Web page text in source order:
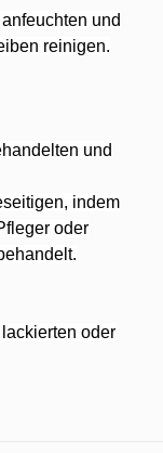
und
reinigen.
und
indem
oder
oder